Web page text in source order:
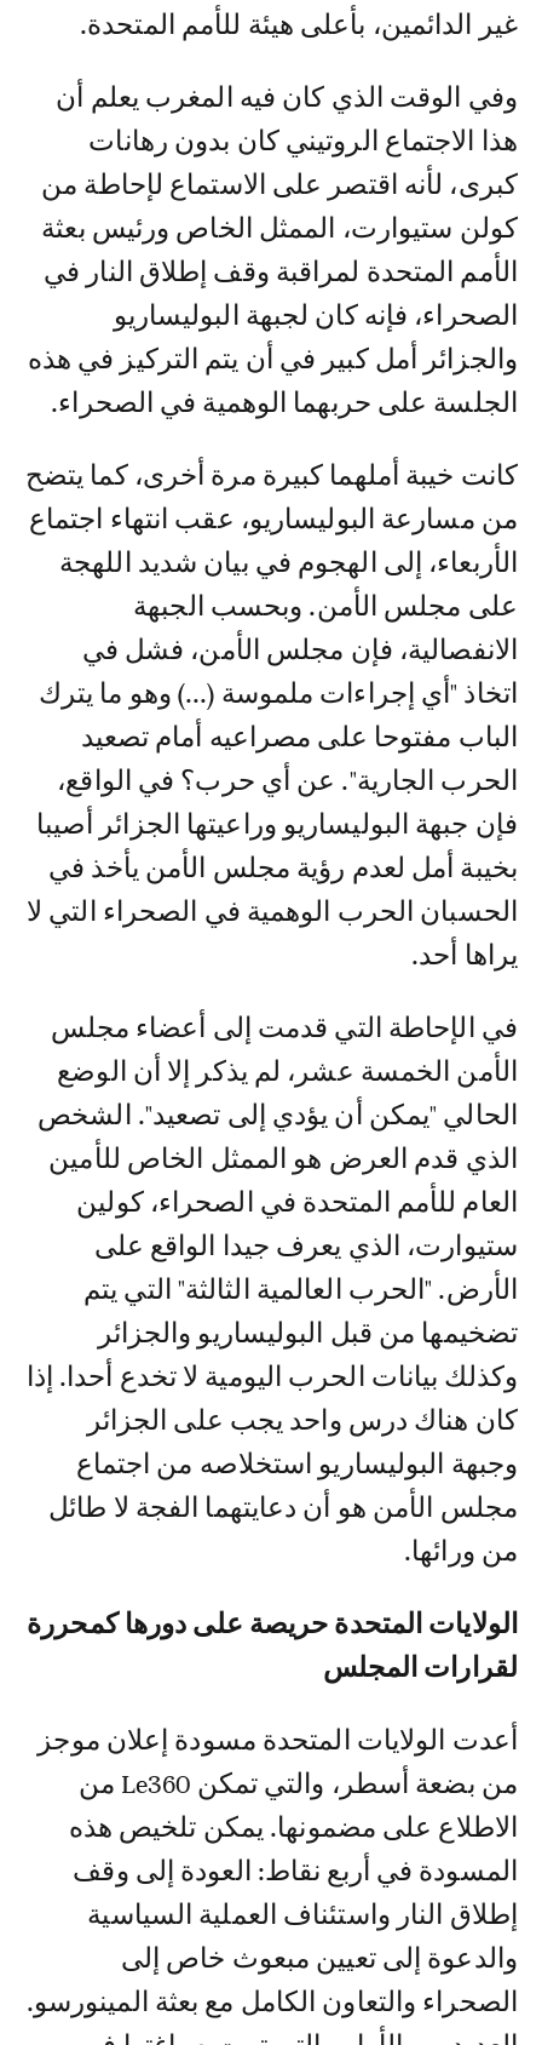
غير الدائمين، بأعلى هيئة للأمم المتحدة.
وفي الوقت الذي كان فيه المغرب يعلم أن
هذا الاجتماع الروتيني كان بدون رهانات
كبرى، لأنه اقتصر على الاستماع لإحاطة من
كولن ستيوارت، الممثل الخاص ورئيس بعثة
الأمم المتحدة لمراقبة وقف إطلاق النار في
الصحراء، فإنه كان لجبهة البوليساريو
والجزائر أمل كبير في أن يتم التركيز في هذه
الجلسة على حربهما الوهمية في الصحراء.
كانت خيبة أملهما كبيرة مرة أخرى، كما يتضح
من مسارعة البوليساريو، عقب انتهاء اجتماع
الأربعاء، إلى الهجوم في بيان شديد اللهجة
على مجلس الأمن. وبحسب الجبهة
الانفصالية، فإن مجلس الأمن، فشل في
اتخاذ "أي إجراءات ملموسة (...) وهو ما يترك
الباب مفتوحا على مصراعيه أمام تصعيد
الحرب الجارية". عن أي حرب؟ في الواقع،
فإن جبهة البوليساريو وراعيتها الجزائر أصيبا
بخيبة أمل لعدم رؤية مجلس الأمن يأخذ في
الحسبان الحرب الوهمية في الصحراء التي لا
يراها أحد.
في الإحاطة التي قدمت إلى أعضاء مجلس
الأمن الخمسة عشر، لم يذكر إلا أن الوضع
الحالي "يمكن أن يؤدي إلى تصعيد". الشخص
الذي قدم العرض هو الممثل الخاص للأمين
العام للأمم المتحدة في الصحراء، كولين
ستيوارت، الذي يعرف جيدا الواقع على
الأرض. "الحرب العالمية الثالثة" التي يتم
تضخيمها من قبل البوليساريو والجزائر
وكذلك بيانات الحرب اليومية لا تخدع أحدا. إذا
كان هناك درس واحد يجب على الجزائر
وجبهة البوليساريو استخلاصه من اجتماع
مجلس الأمن هو أن دعايتهما الفجة لا طائل
من ورائها.
الولايات المتحدة حريصة على دورها كمحررة
لقرارات المجلس
أعدت الولايات المتحدة مسودة إعلان موجز
من بضعة أسطر، والتي تمكن Le360 من
الاطلاع على مضمونها. يمكن تلخيص هذه
المسودة في أربع نقاط: العودة إلى وقف
إطلاق النار واستئناف العملية السياسية
والدعوة إلى تعيين مبعوث خاص إلى
الصحراء والتعاون الكامل مع بعثة المينورسو.